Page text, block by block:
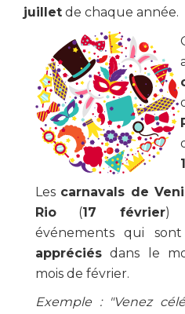
juillet de chaque année.
Les carnavals de
Rio (17 février)
événements qui
appréciés dans le
mois de février.
Exemple : "Venez